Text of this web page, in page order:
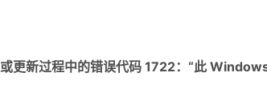
更新过程中的错误代码 1722：“此 Windows